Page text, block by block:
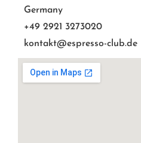
Germany
+49 2921 3273020
kontakt@espresso-club.de